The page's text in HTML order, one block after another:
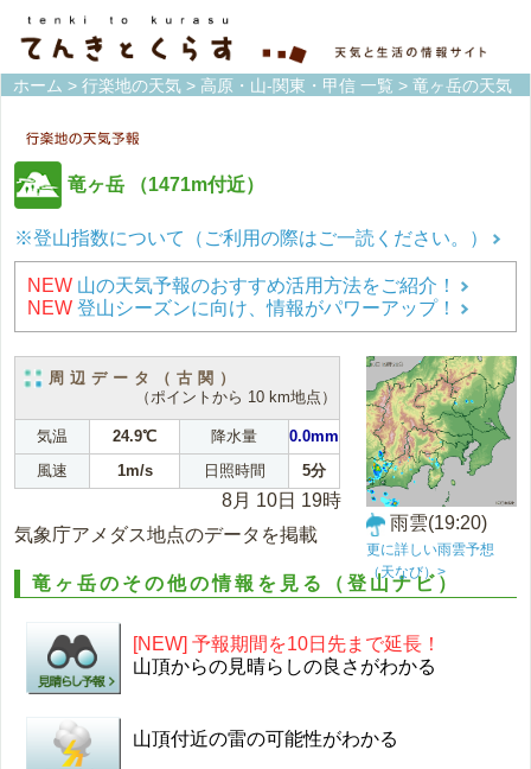
ホーム > 行楽地の天気 > 高原・山-関東・甲信 一覧 > 竜ヶ岳の天気
竜ヶ岳 （1471m付近）
※登山指数について（ご利用の際はご一読ください。）
NEW 山の天気予報のおすすめ活用方法をご紹介！
NEW 登山シーズンに向け、情報がパワーアップ！
周辺データ（古関）
（ポイントから 10 km地点）
気温 24.9℃ 降水量
0.0mm
風速
1m/s 日照時間 5分
8月 10日 19時
気象庁アメダス地点のデータを掲載
雨雲(19:20)
更に詳しい雨雲予想
（天なび）>
竜ヶ岳のその他の情報を見る（登山ナビ）
[NEW] 予報期間を10日先まで延長！
山頂からの見晴らしの良さがわかる
山頂付近の雷の可能性がわかる